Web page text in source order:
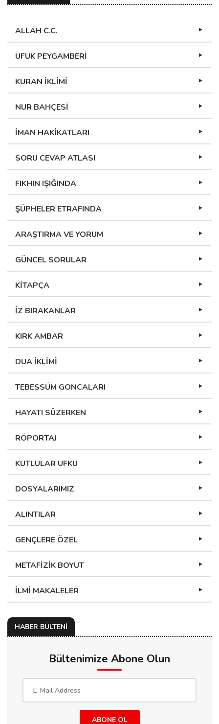
ALLAH C.C.
UFUK PEYGAMBERİ
KURAN İKLİMİ
NUR BAHÇESİ
İMAN HAKİKATLARI
SORU CEVAP ATLASI
FIKHIN IŞIĞINDA
ŞÜPHELER ETRAFINDA
ARAŞTIRMA VE YORUM
GÜNCEL SORULAR
KİTAPÇA
İZ BIRAKANLAR
KIRK AMBAR
DUA İKLİMİ
TEBESSÜM GONCALARI
HAYATI SÜZERKEN
RÖPORTAJ
KUTLULAR UFKU
DOSYALARIMIZ
ALINTILAR
GENÇLERE ÖZEL
METAFİZİK BOYUT
İLMİ MAKALELER
HABER BÜLTENİ
Bültenimize Abone Olun
ABONE OL